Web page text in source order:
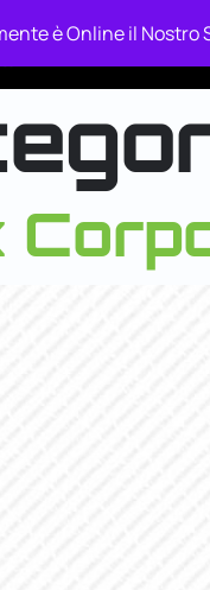
è Online il Nostro
Piano Relax